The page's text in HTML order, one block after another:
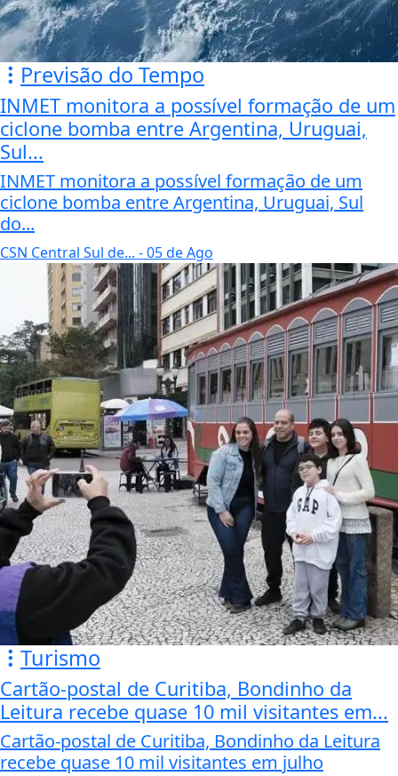
Previsão do Tempo
INMET monitora a possível formação de um
ciclone bomba entre Argentina, Uruguai,
Sul...
INMET monitora a possível formação de um
ciclone bomba entre Argentina, Uruguai, Sul
do...
CSN Central Sul de... - 05 de Ago
Turismo
Cartão-postal de Curitiba, Bondinho da
Leitura recebe quase 10 mil visitantes em...
Cartão-postal de Curitiba, Bondinho da Leitura
recebe quase 10 mil visitantes em julho